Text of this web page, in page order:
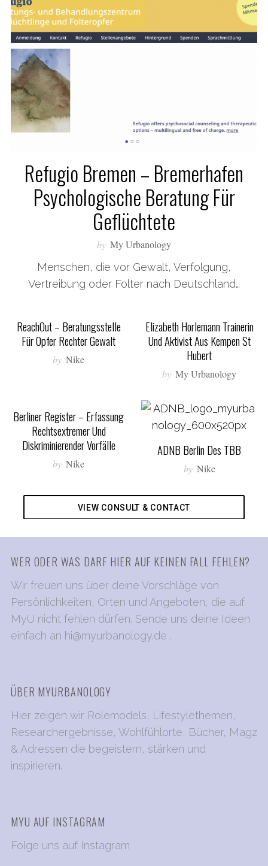
Refugio Bremen – Bremerhafen
Psychologische Beratung Für
Geflüchtete
by My Urbanology
Menschen, die vor Gewalt, Verfolgung,
Vertreibung oder Folter nach Deutschland…
ReachOut – Beratungsstelle
Für Opfer Rechter Gewalt
by Nike
Elizabeth Horlemann Trainerin
Und Aktivist Aus Kempen St
Hubert
by My Urbanology
Berliner Register – Erfassung
Rechtsextremer Und
Diskriminierender Vorfälle
by Nike
ADNB Berlin Des TBB
by Nike
VIEW CONSULT & CONTACT
WER ODER WAS DARF HIER AUF KEINEN FALL FEHLEN?
Wir freuen uns über deine Vorschläge von
Persönlichkeiten, Orten und Angeboten, die auf
MyU nicht fehlen dürfen. Sende uns deine Ideen
einfach an hi@myurbanology.de .
ÜBER MYURBANOLOGY
Hier zeigen wir Rolemodels, Lifestylethemen,
Researchergebnisse, Wohlfühlorte, Bücher, Magz
& Adressen die begeistern, stärken und
inspirieren.
MYU AUF INSTAGRAM
Folge uns auf Instagram
a
c
: